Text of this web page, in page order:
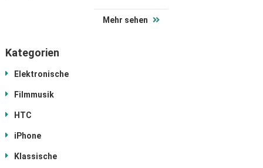
Mehr sehen
Kategorien
Elektronische
Filmmusik
HTC
iPhone
Klassische